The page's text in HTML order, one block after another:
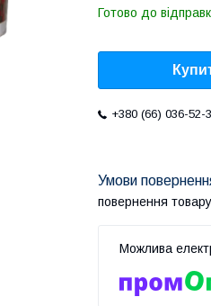
Готово до
+380 (66) 036-52-
повернення